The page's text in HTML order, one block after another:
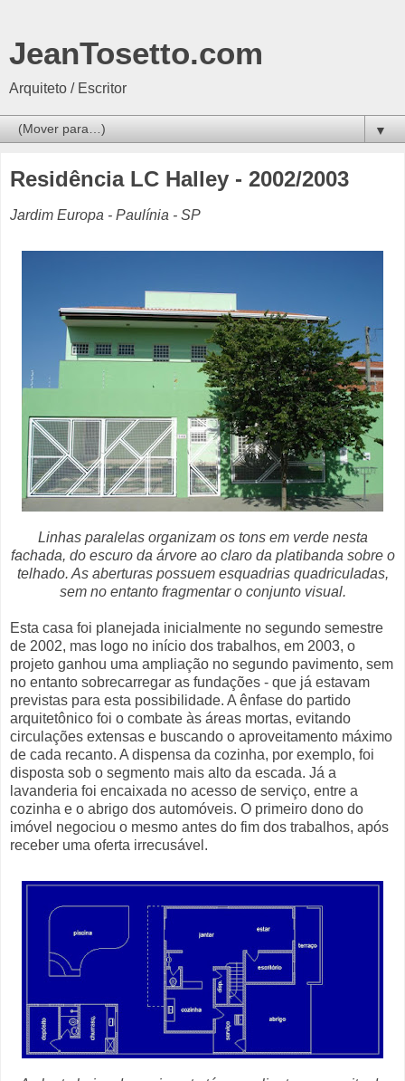
JeanTosetto.com
Arquiteto / Escritor
▼
Residência LC Halley - 2002/2003
Jardim Europa - Paulínia - SP
Linhas paralelas organizam os tons em verde nesta
fachada, do escuro da árvore ao claro da platibanda sobre o
telhado. As aberturas possuem esquadrias quadriculadas,
sem no entanto fragmentar o conjunto visual.
Esta casa foi planejada inicialmente no segundo semestre
de 2002, mas logo no início dos trabalhos, em 2003, o
projeto ganhou uma ampliação no segundo pavimento, sem
no entanto sobrecarregar as fundações - que já estavam
previstas para esta possibilidade. A ênfase do partido
arquitetônico foi o combate às áreas mortas, evitando
circulações extensas e buscando o aproveitamento máximo
de cada recanto. A dispensa da cozinha, por exemplo, foi
disposta sob o segmento mais alto da escada. Já a
lavanderia foi encaixada no acesso de serviço, entre a
cozinha e o abrigo dos automóveis. O primeiro dono do
imóvel negociou o mesmo antes do fim dos trabalhos, após
receber uma oferta irrecusável.